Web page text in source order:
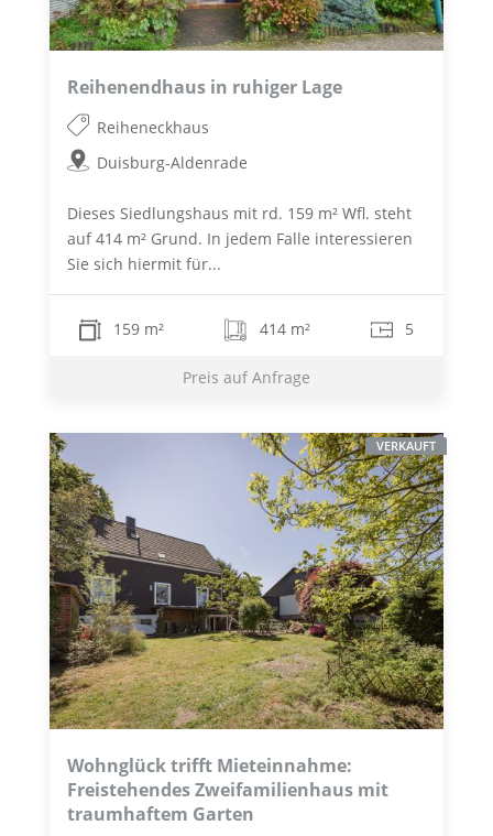
Reihenendhaus in ruhiger Lage
Reiheneckhaus
Duisburg-Aldenrade
Dieses Siedlungshaus mit rd. 159 m² Wfl. steht
auf 414 m² Grund. In jedem Falle interessieren
Sie sich hiermit für...
159 m² 414 m² 5
Preis auf Anfrage
Wohnglück trifft Mieteinnahme:
Freistehendes Zweifamilienhaus mit
traumhaftem Garten
VERKAUFT